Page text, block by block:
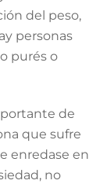
del peso,
personas
purés o
de
que sufre
enredase en
no